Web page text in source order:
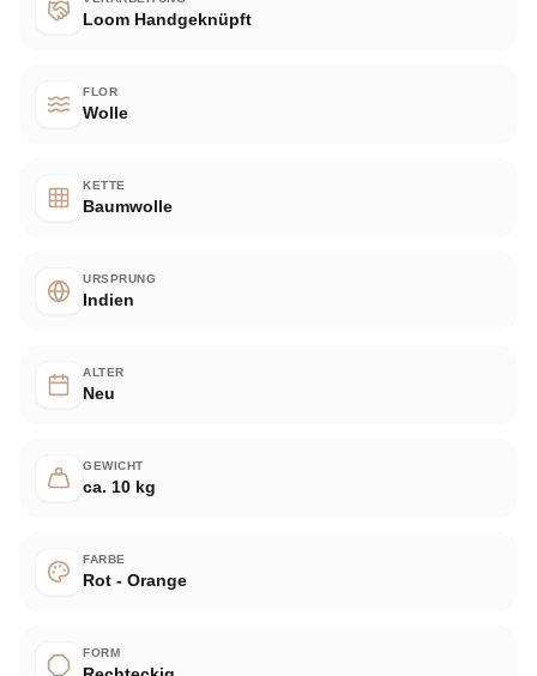
Loom Handgeknüpft
FLOR
Wolle
KETTE
Baumwolle
URSPRUNG
Indien
ALTER
Neu
GEWICHT
ca. 10 kg
FARBE
Rot - Orange
FORM